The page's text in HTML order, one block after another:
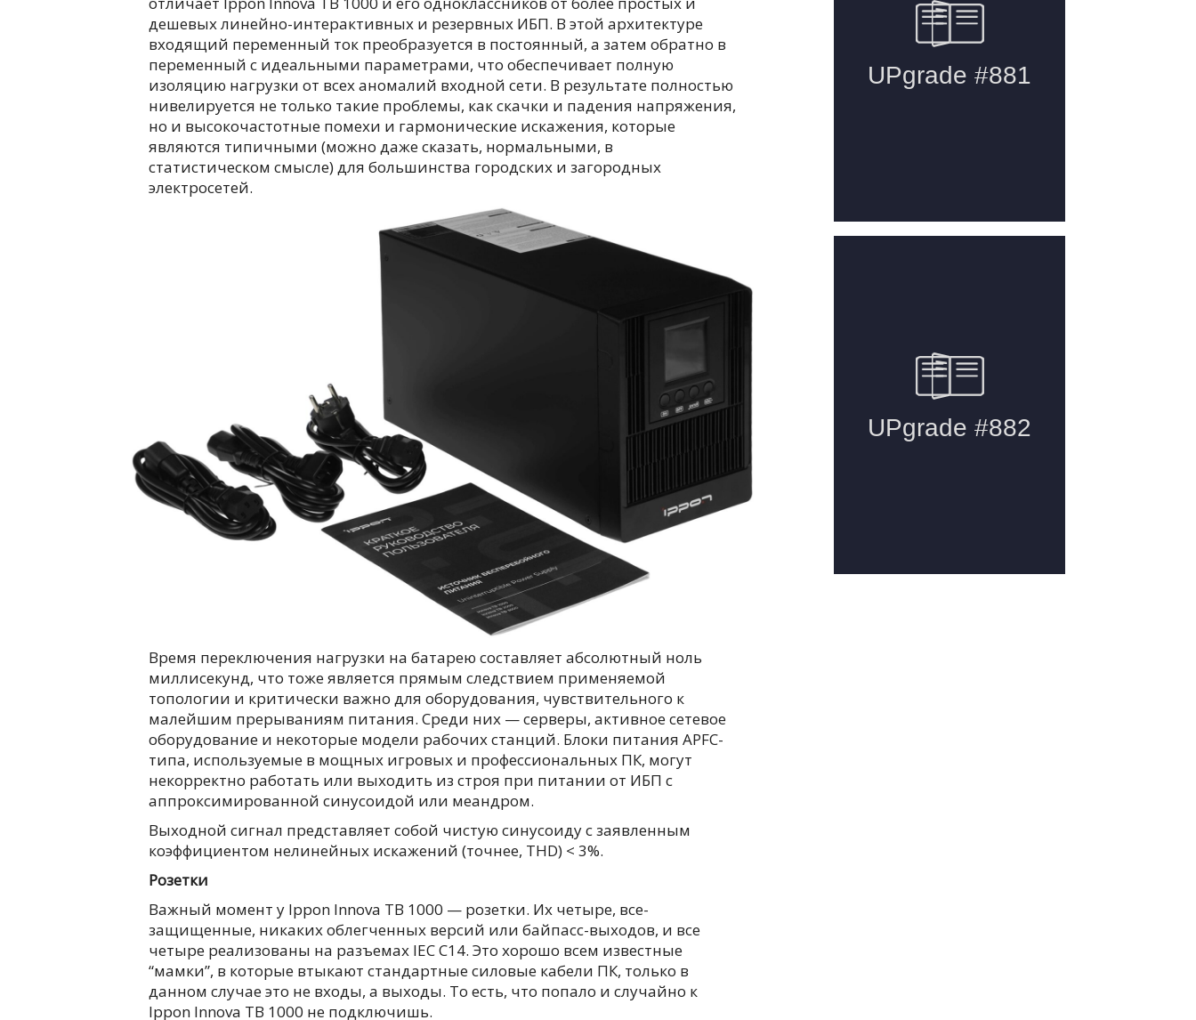
дешевых линейно-интерактивных и резервных ИБП. В этой архитектуре
входящий переменный ток преобразуется в постоянный, а затем обратно в
переменный с идеальными параметрами, что обеспечивает полную
изоляцию нагрузки от всех аномалий входной сети. В результате полностью
нивелируется не только такие проблемы, как скачки и падения напряжения,
но и высокочастотные помехи и гармонические искажения, которые
являются типичными (можно даже сказать, нормальными, в
статистическом смысле) для большинства городских и загородных
электросетей.
Время переключения нагрузки на батарею составляет абсолютный ноль
миллисекунд, что тоже является прямым следствием применяемой
топологии и критически важно для оборудования, чувствительного к
малейшим прерываниям питания. Среди них — серверы, активное сетевое
оборудование и некоторые модели рабочих станций. Блоки питания APFC-
типа, используемые в мощных игровых и профессиональных ПК, могут
некорректно работать или выходить из строя при питании от ИБП с
аппроксимированной синусоидой или меандром.
Выходной сигнал представляет собой чистую синусоиду с заявленным
коэффициентом нелинейных искажений (точнее, THD) < 3%.
Розетки
Важный момент у Ippon Innova TB 1000 — розетки. Их четыре, все-
защищенные, никаких облегченных версий или байпасс-выходов, и все
четыре реализованы на разъемах IEC C14. Это хорошо всем известные
“мамки”, в которые втыкают стандартные силовые кабели ПК, только в
данном случае это не входы, а выходы. То есть, что попало и случайно к
Ippon Innova TB 1000 не подключишь.